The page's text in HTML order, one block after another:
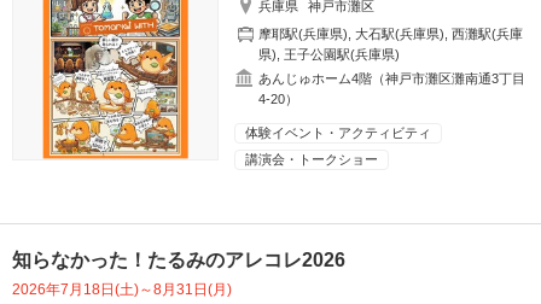
兵庫県
神戸市灘区
摩耶駅(兵庫県) ,大石駅(兵庫県) ,西灘駅(兵庫
県)
王子公園駅(兵庫県)
あんじゅホーム4階（神戸市灘区灘南通3丁目
4-20）
体験イベント・アクティビティ
講演会・トークショー
知らなかった！たるみのアレコレ2026
2026年7月18日(土)～8月31日(月)